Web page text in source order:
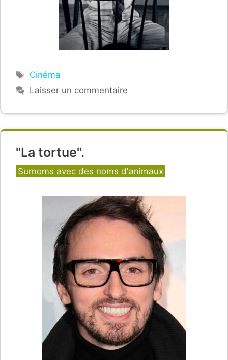
Étiquettes
Cinéma
Laisser un commentaire
"La tortue".
Catégories
Surnoms avec des noms d'animaux